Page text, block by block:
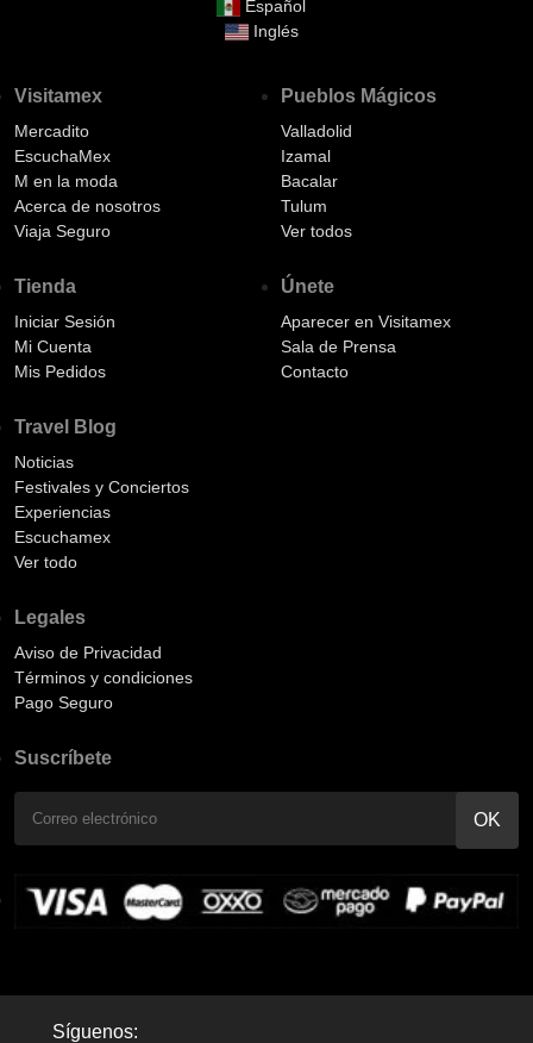
Español
Inglés
Visitamex
Mercadito
EscuchaMex
M en la moda
Acerca de nosotros
Viaja Seguro
Tienda
Iniciar Sesión
Mi Cuenta
Mis Pedidos
Pueblos Mágicos
Valladolid
Izamal
Bacalar
Tulum
Ver todos
Únete
Aparecer en Visitamex
Sala de Prensa
Contacto
Travel Blog
Noticias
Festivales y Conciertos
Experiencias
Escuchamex
Ver todo
Legales
Aviso de Privacidad
Términos y condiciones
Pago Seguro
Suscríbete
Síguenos: